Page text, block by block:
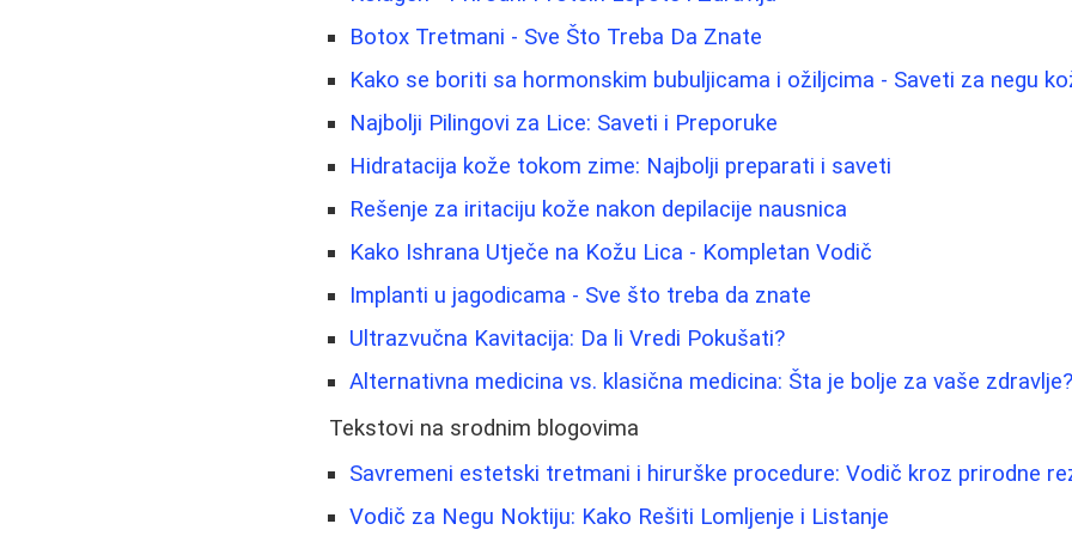
Botox Tretmani - Sve Što Treba Da Znate
Kako se boriti sa hormonskim bubuljicama i ožiljcima - Saveti za negu
Najbolji Pilingovi za Lice: Saveti i Preporuke
Hidratacija kože tokom zime: Najbolji preparati i saveti
Rešenje za iritaciju kože nakon depilacije nausnica
Kako Ishrana Utječe na Kožu Lica - Kompletan Vodič
Implanti u jagodicama - Sve što treba da znate
Ultrazvučna Kavitacija: Da li Vredi Pokušati?
Alternativna medicina vs. klasična medicina: Šta je bolje za vaše zdravlje?
Tekstovi na srodnim blogovima
Savremeni estetski tretmani i hirurške procedure: Vodič kroz prirodne
Vodič za Negu Noktiju: Kako Rešiti Lomljenje i Listanje